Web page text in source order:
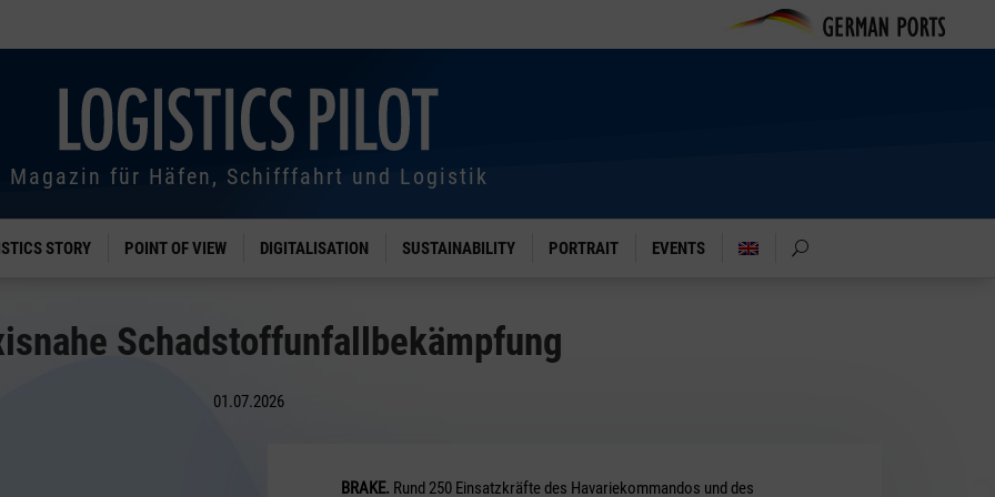
Magazin für Häfen, Schifffahrt und Logistik
STORY POINT OF VIEW DIGITALISATION SUSTAINABILITY PORTRAIT EVENTS
Schadstoffunfallbekämpfung
01.07.2026
BRAKE. Rund 250 Einsatzkräfte des Havariekommandos und des